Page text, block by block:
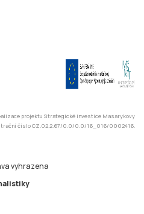
projektu Strategické investice Masarykovy
číslo CZ.02.2.67/0.0/0.0/16_016/0002416.
vyhrazena